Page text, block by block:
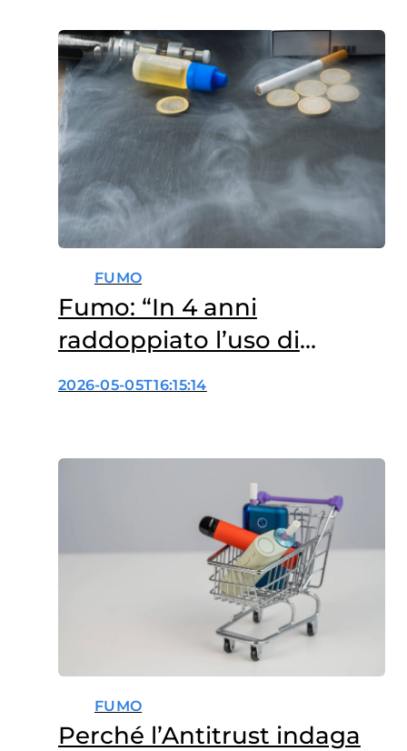
FUMO
Fumo: “In 4 anni
raddoppiato l’uso di
sigarette elettroniche e
2026-05-05T16:15:14
FUMO
Perché l’Antitrust indaga